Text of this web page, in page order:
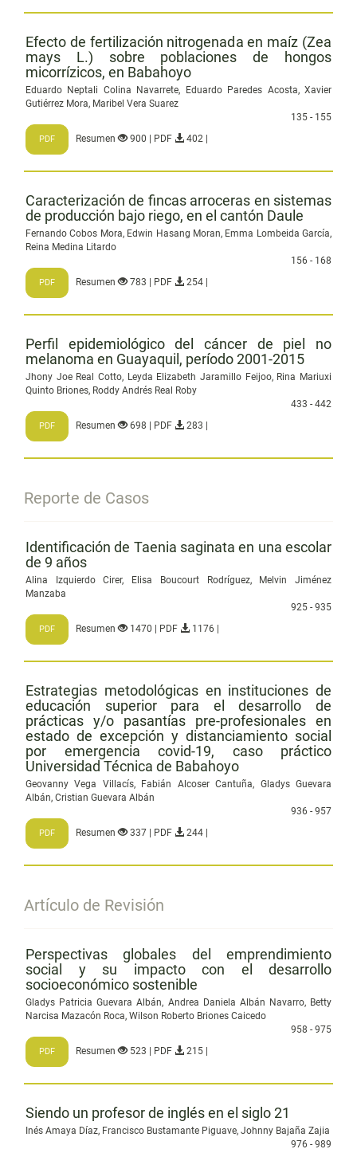
Efecto de fertilización nitrogenada en maíz (Zea
mays L.) sobre poblaciones de hongos
micorrízicos, en Babahoyo
Eduardo Neptali Colina Navarrete, Eduardo Paredes Acosta, Xavier
Gutiérrez Mora, Maribel Vera Suarez
135 - 155
PDF Resumen 900 | PDF 402 |
Caracterización de fincas arroceras en sistemas
de producción bajo riego, en el cantón Daule
Fernando Cobos Mora, Edwin Hasang Moran, Emma Lombeida García,
Reina Medina Litardo
156 - 168
PDF Resumen 783 | PDF 254 |
Perfil epidemiológico del cáncer de piel no
melanoma en Guayaquil, período 2001-2015
Jhony Joe Real Cotto, Leyda Elizabeth Jaramillo Feijoo, Rina Mariuxi
Quinto Briones, Roddy Andrés Real Roby
433 - 442
PDF Resumen 698 | PDF 283 |
Reporte de Casos
Identificación de Taenia saginata en una escolar
de 9 años
Alina Izquierdo Cirer, Elisa Boucourt Rodríguez, Melvin Jiménez
Manzaba
925 - 935
PDF Resumen 1470 | PDF 1176 |
Estrategias metodológicas en instituciones de
educación superior para el desarrollo de
prácticas y/o pasantías pre-profesionales en
estado de excepción y distanciamiento social
por emergencia covid-19, caso práctico
Universidad Técnica de Babahoyo
Geovanny Vega Villacís, Fabián Alcoser Cantuña, Gladys Guevara
Albán, Cristian Guevara Albán
936 - 957
PDF Resumen 337 | PDF 244 |
Artículo de Revisión
Perspectivas globales del emprendimiento
social y su impacto con el desarrollo
socioeconómico sostenible
Gladys Patricia Guevara Albán, Andrea Daniela Albán Navarro, Betty
Narcisa Mazacón Roca, Wilson Roberto Briones Caicedo
958 - 975
PDF Resumen 523 | PDF 215 |
Siendo un profesor de inglés en el siglo 21
Inés Amaya Díaz, Francisco Bustamante Piguave, Johnny Bajaña Zajia
976 - 989